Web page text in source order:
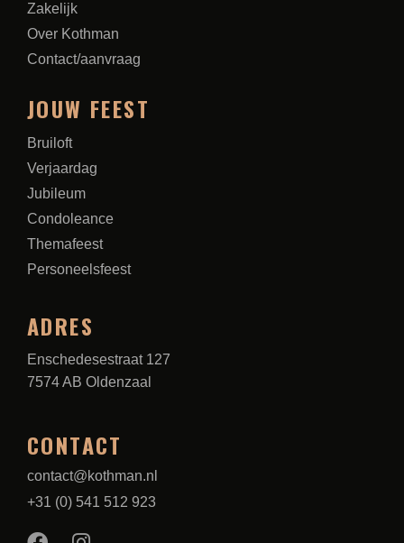
Zakelijk
Over Kothman
Contact/aanvraag
JOUW FEEST
Bruiloft
Verjaardag
Jubileum
Condoleance
Themafeest
Personeelsfeest
ADRES
Enschedesestraat 127
7574 AB Oldenzaal
CONTACT
contact@kothman.nl
+31 (0) 541 512 923